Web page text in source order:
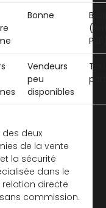
Bonne
Vendeurs
peu
disponibles
deux
de la vente
la sécurité
dans le
relation directe
commission.